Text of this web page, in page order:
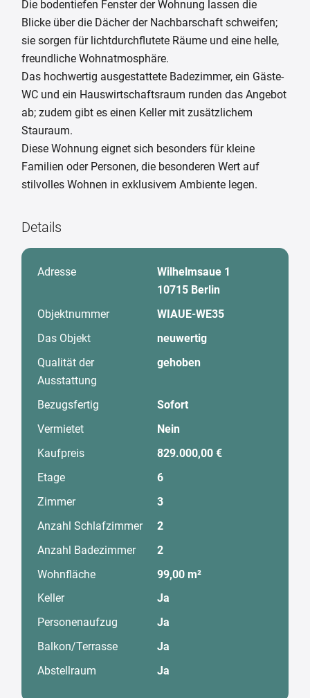
Die bodentiefen Fenster der Wohnung lassen die
Blicke über die Dächer der Nachbarschaft schweifen;
sie sorgen für lichtdurchflutete Räume und eine helle,
freundliche Wohnatmosphäre.
Das hochwertig ausgestattete Badezimmer, ein Gäste-
WC und ein Hauswirtschaftsraum runden das Angebot
ab; zudem gibt es einen Keller mit zusätzlichem
Stauraum.
Diese Wohnung eignet sich besonders für kleine
Familien oder Personen, die besonderen Wert auf
stilvolles Wohnen in exklusivem Ambiente legen.
Details
Adresse
Wilhelmsaue 1
10715 Berlin
Objektnummer
WIAUE-WE35
Das Objekt
neuwertig
Qualität der
Ausstattung
gehoben
Bezugsfertig
Sofort
Vermietet
Nein
Kaufpreis
829.000,00 €
Etage
6
Zimmer
3
Anzahl Schlafzimmer
2
Anzahl Badezimmer
2
Wohnfläche
99,00 m²
Keller
Ja
Personenaufzug
Ja
Balkon/Terrasse
Ja
Abstellraum
Ja